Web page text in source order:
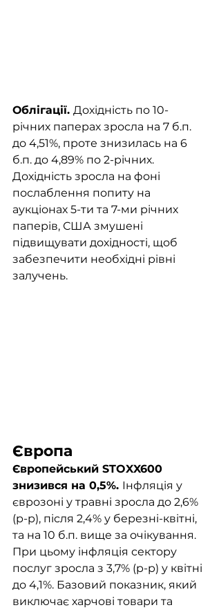
Облігації. Дохідність по 10-
річних паперах зросла на 7 б.п.
до 4,51%, проте знизилась на 6
б.п. до 4,89% по 2-річних.
Дохідність зросла на фоні
послаблення попиту на
аукціонах 5-ти та 7-ми річних
паперів, США змушені
підвищувати дохідності, щоб
забезпечити необхідні рівні
залучень.
Європейський STOXX600
знизився на 0,5%. Інфляція у
єврозоні у травні зросла до 2,6%
(р-р), після 2,4% у березні-квітні,
та на 10 б.п. вище за очікування.
При цьому інфляція сектору
послуг зросла з 3,7% (р-р) у квітні
до 4,1%. Базовий показник, який
виключає харчові товари та